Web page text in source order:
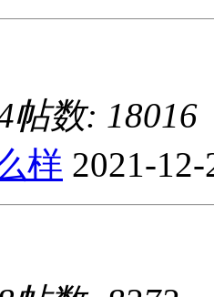
帖数: 18016
样 2021-